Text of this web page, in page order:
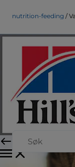
nutrition-feeding
Vad du
Näring och
Erin Ollila
|
December 02,